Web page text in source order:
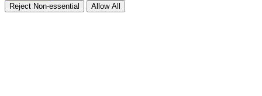
Reject Non-essential Allow All